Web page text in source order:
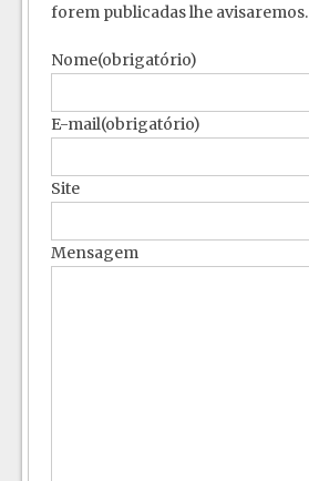
forem publicadas lhe avisaremos.
Nome(obrigatório)
E-mail(obrigatório)
Site
Mensagem